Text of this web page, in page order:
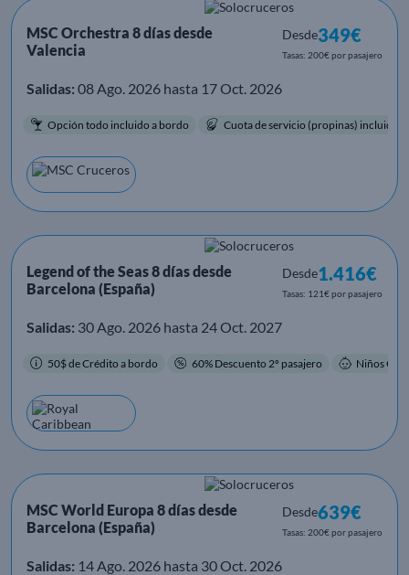
MSC Orchestra 8 días desde
Valencia
Desde349€
Tasas: 200€ por pasajero
Salidas: 08 Ago. 2026 hasta 17 Oct. 2026
Opción todo incluido a bordo Cuota de servicio (propinas) incluida.
Legend of the Seas 8 días desde
Barcelona (España)
Desde1.416€
Tasas: 121€ por pasajero
Salidas: 30 Ago. 2026 hasta 24 Oct. 2027
50$ de Crédito a bordo 60% Descuento 2º pasajero Niños
MSC World Europa 8 días desde
Barcelona (España)
Desde639€
Tasas: 200€ por pasajero
Salidas: 14 Ago. 2026 hasta 30 Oct. 2026